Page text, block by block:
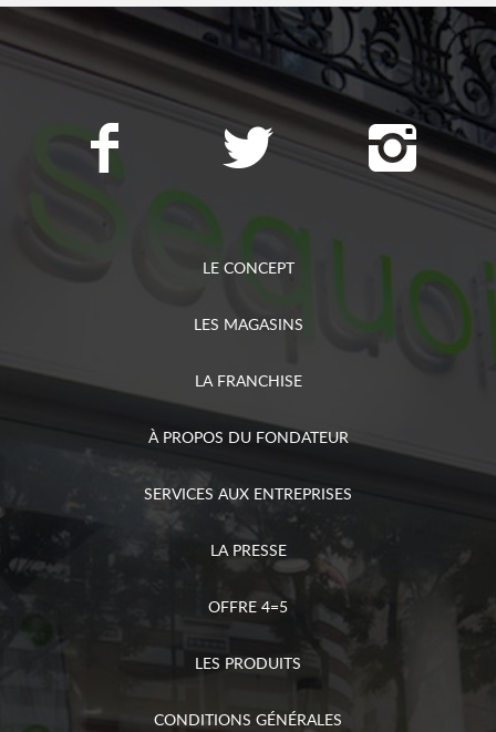
LE CONCEPT
LES MAGASINS
LA FRANCHISE
À PROPOS DU FONDATEUR
SERVICES AUX ENTREPRISES
LA PRESSE
OFFRE 4=5
LES PRODUITS
CONDITIONS GÉNÉRALES